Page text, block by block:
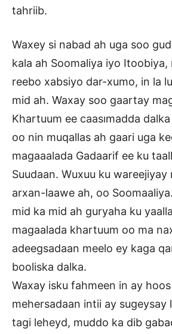
tahriib.
Waxey si nabad ah uga soo
kala ah Soomaliya iyo Itoobiya,
reebo xabsiyo dar-xumo, in la
mid ah. Waxay soo gaartay
Khartuum ee caasımadda
oo nin muqallas ah gaari uga
magaaalada Gadaarif ee ku
Suudaan. Wuxuu ku wareejiyay
arxan-laawe ah, oo
mid ka mid ah guryaha ku
magaalada khartuum oo ma
adeegsadaan meelo ey kaga
booliska dalka.
Waxay isku fahmeen in ay
mehersadaan intii ay sugeysay
tagi leheyd, muddo ka dib